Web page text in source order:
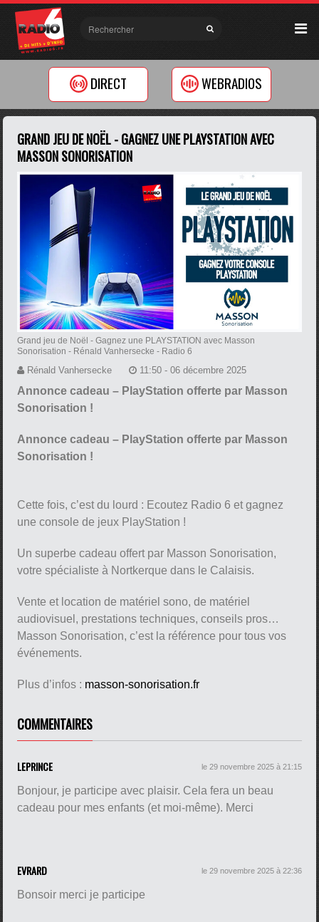
DIRECT WEBRADIOS
GRAND JEU DE NOËL - GAGNEZ UNE PLAYSTATION AVEC
MASSON SONORISATION
Grand jeu de Noël - Gagnez une PLAYSTATION avec Masson
Sonorisation - Rénald Vanhersecke - Radio 6
Rénald Vanhersecke 11:50 - 06 décembre 2025
Annonce cadeau – PlayStation offerte par Masson
Sonorisation !
Annonce cadeau – PlayStation offerte par Masson
Sonorisation !
Cette fois, c’est du lourd : Ecoutez Radio 6 et gagnez
une console de jeux PlayStation !
Un superbe cadeau offert par Masson Sonorisation,
votre spécialiste à Nortkerque dans le Calaisis.
Vente et location de matériel sono, de matériel
audiovisuel, prestations techniques, conseils pros…
Masson Sonorisation, c’est la référence pour tous vos
événements.
Plus d’infos : masson-sonorisation.fr
COMMENTAIRES
LEPRINCE le 29 novembre 2025 à 21:15
Bonjour, je participe avec plaisir. Cela fera un beau
cadeau pour mes enfants (et moi-même). Merci
EVRARD le 29 novembre 2025 à 22:36
Bonsoir merci je participe